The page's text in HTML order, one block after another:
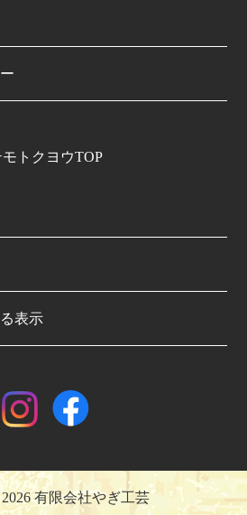
モトクヨウTOP
表示
2026 有限会社やぎ工芸